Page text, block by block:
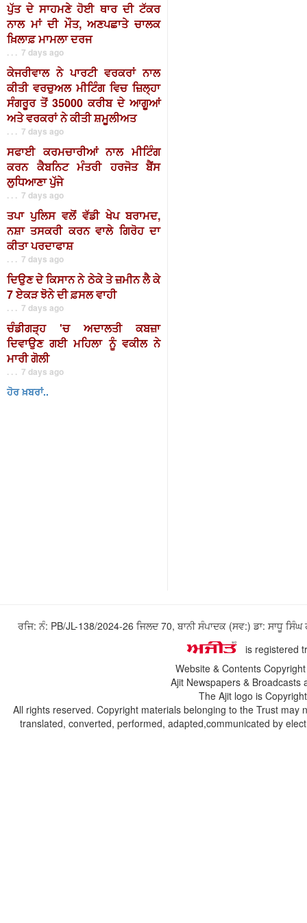
ਪੁੱਤ ਦੇ ਸਾਹਮਣੇ ਹੋਈ ਥਾਰ ਦੀ ਟੱਕਰ
ਨਾਲ ਮਾਂ ਦੀ ਮੌਤ, ਅਣਪਛਾਤੇ ਚਾਲਕ
ਖ਼ਿਲਾਫ਼ ਮਾਮਲਾ ਦਰਜ
. . . 7 days ago
ਕੇਜਰੀਵਾਲ ਨੇ ਪਾਰਟੀ ਵਰਕਰਾਂ ਨਾਲ
ਕੀਤੀ ਵਰਚੁਅਲ ਮੀਟਿੰਗ ਵਿਚ ਜ਼ਿਲ੍ਹਾ
ਸੰਗਰੂਰ ਤੋਂ 35000 ਕਰੀਬ ਦੇ ਆਗੂਆਂ
ਅਤੇ ਵਰਕਰਾਂ ਨੇ ਕੀਤੀ ਸ਼ਮੂਲੀਅਤ
. . . 7 days ago
ਸਫਾਈ ਕਰਮਚਾਰੀਆਂ ਨਾਲ ਮੀਟਿੰਗ
ਕਰਨ ਕੈਬਨਿਟ ਮੰਤਰੀ ਹਰਜੋਤ ਬੈਂਸ
ਲੁਧਿਆਣਾ ਪੁੱਜੇ
. . . 7 days ago
ਤਪਾ ਪੁਲਿਸ ਵਲੋਂ ਵੱਡੀ ਖੇਪ ਬਰਾਮਦ,
ਨਸ਼ਾ ਤਸਕਰੀ ਕਰਨ ਵਾਲੇ ਗਿਰੋਹ ਦਾ
ਕੀਤਾ ਪਰਦਾਫਾਸ਼
. . . 7 days ago
ਦਿਉਣ ਦੇ ਕਿਸਾਨ ਨੇ ਠੇਕੇ ਤੇ ਜ਼ਮੀਨ ਲੈ ਕੇ
7 ਏਕੜ ਝੋਨੇ ਦੀ ਫ਼ਸਲ ਵਾਹੀ
. . . 7 days ago
ਚੰਡੀਗੜ੍ਹ 'ਚ ਅਦਾਲਤੀ ਕਬਜ਼ਾ
ਦਿਵਾਉਣ ਗਈ ਮਹਿਲਾ ਨੂੰ ਵਕੀਲ ਨੇ
ਮਾਰੀ ਗੋਲੀ
. . . 7 days ago
ਹੋਰ ਖ਼ਬਰਾਂ..
ਰਜਿ: ਨੰ: PB/JL-138/2024-26 ਜਿਲਦ 70, ਬਾਨੀ ਸੰਪਾਦਕ (ਸਵ:) ਡਾ: ਸਾਧੂ
is registered
Website & Contents
Ajit Newspapers &
The Ajit logo is
All rights reserved. Copyright materials belonging to the Trust
translated, converted, performed, adapted,communicated by